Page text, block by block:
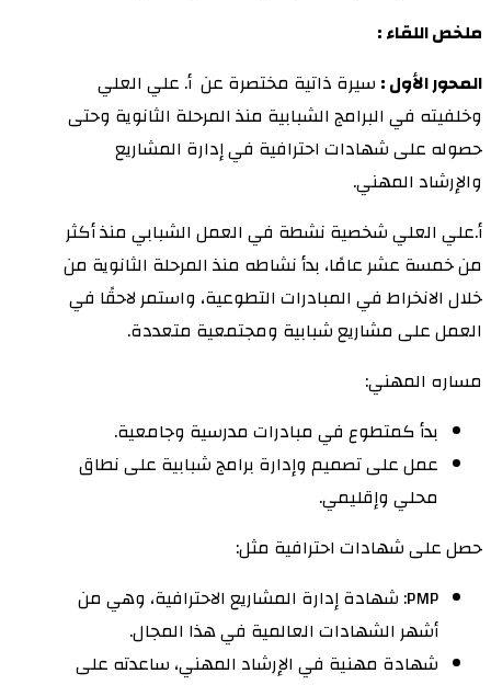
ملخص اللقاء :
المحور الأول : سيرة ذاتية مختصرة عن أ. علي العلي
وخلفيته في البرامج الشبابية منذ المرحلة الثانوية وحتى
حصوله على شهادات احترافية في إدارة المشاريع
والإرشاد المهني.
أ.علي العلي شخصية نشطة في العمل الشبابي منذ أكثر
من خمسة عشر عامًا، بدأ نشاطه منذ المرحلة الثانوية من
خلال الانخراط في المبادرات التطوعية، واستمر لاحقًا في
العمل على مشاريع شبابية ومجتمعية متعددة.
مساره المهني:
بدأ كمتطوع في مبادرات مدرسية وجامعية.
عمل على تصميم وإدارة برامج شبابية على نطاق
محلي وإقليمي.
حصل على شهادات احترافية مثل:
PMP: شهادة إدارة المشاريع الاحترافية، وهي من
أشهر الشهادات العالمية في هذا المجال.
شهادة مهنية في الإرشاد المهني، ساعدته على